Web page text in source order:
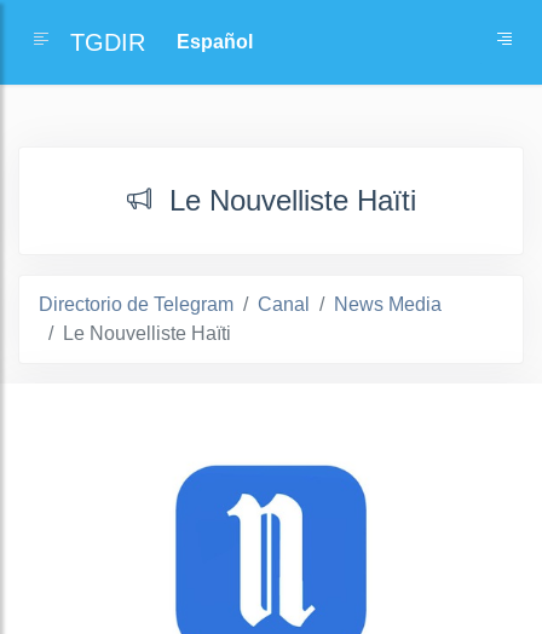
TGDIR
Le Nouvelliste Haïti
Directorio de Telegram Canal
News Media
Le Nouvelliste Haïti